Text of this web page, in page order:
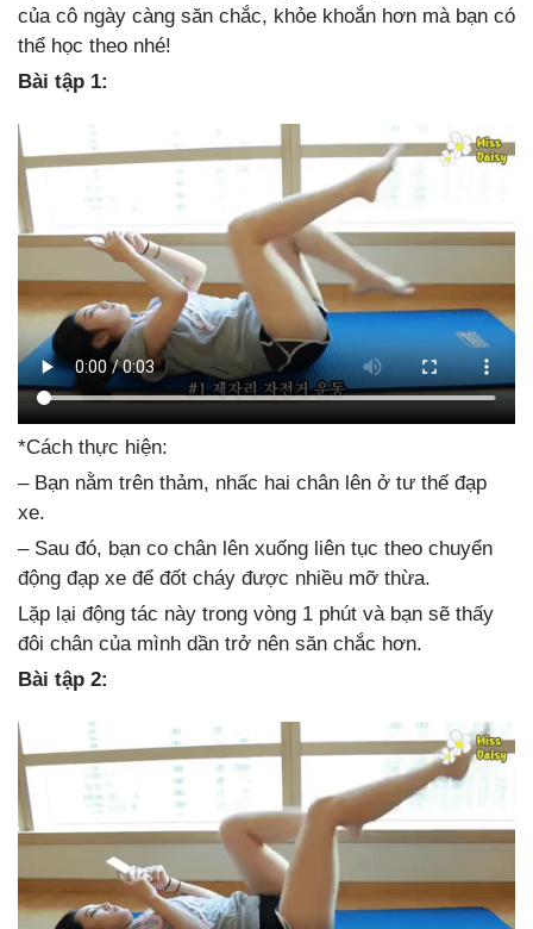
của cô ngày càng săn chắc, khỏe khoắn hơn mà bạn có
thể học theo nhé!
Bài tập 1:
*Cách thực hiện:
– Bạn nằm trên thảm, nhấc hai chân lên ở tư thế đạp
xe.
– Sau đó, bạn co chân lên xuống liên tục theo chuyển
động đạp xe để đốt cháy được nhiều mỡ thừa.
Lặp lại động tác này trong vòng 1 phút và bạn sẽ thấy
đôi chân của mình dần trở nên săn chắc hơn.
Bài tập 2: